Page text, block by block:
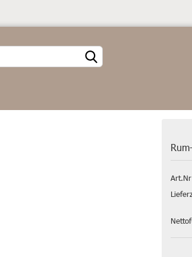
Sprache auswählen
Passwort vergessen?